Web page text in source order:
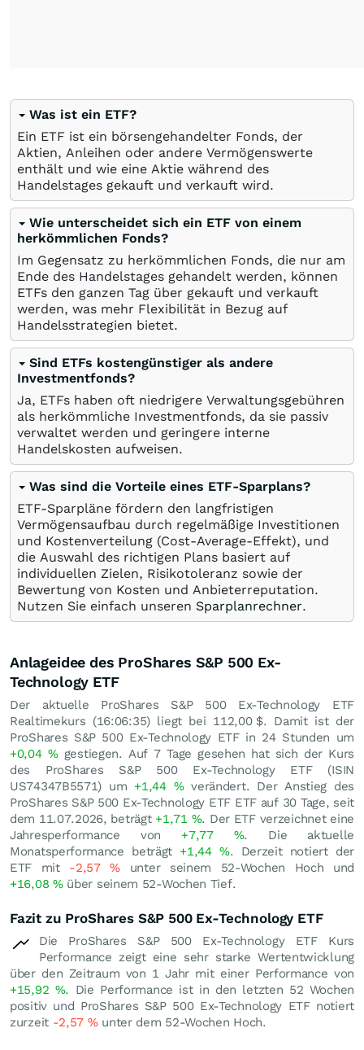
Was ist ein ETF?
Ein ETF ist ein börsengehandelter Fonds, der
Aktien, Anleihen oder andere Vermögenswerte
enthält und wie eine Aktie während des
Handelstages gekauft und verkauft wird.
Wie unterscheidet sich ein ETF von einem
herkömmlichen Fonds?
Im Gegensatz zu herkömmlichen Fonds, die nur am
Ende des Handelstages gehandelt werden, können
ETFs den ganzen Tag über gekauft und verkauft
werden, was mehr Flexibilität in Bezug auf
Handelsstrategien bietet.
Sind ETFs kostengünstiger als andere
Investmentfonds?
Ja, ETFs haben oft niedrigere Verwaltungsgebühren
als herkömmliche Investmentfonds, da sie passiv
verwaltet werden und geringere interne
Handelskosten aufweisen.
Was sind die Vorteile eines ETF-Sparplans?
ETF-Sparpläne fördern den langfristigen
Vermögensaufbau durch regelmäßige Investitionen
und Kostenverteilung (Cost-Average-Effekt), und
die Auswahl des richtigen Plans basiert auf
individuellen Zielen, Risikotoleranz sowie der
Bewertung von Kosten und Anbieterreputation.
Nutzen Sie einfach unseren Sparplanrechner.
Anlageidee des ProShares S&P 500 Ex-
Technology ETF
Der aktuelle ProShares S&P 500 Ex-Technology ETF
Realtimekurs (16:06:35) liegt bei 112,00 $. Damit ist der
ProShares S&P 500 Ex-Technology ETF in 24 Stunden um
+0,04 %gestiegen. Auf 7 Tage gesehen hat sich der Kurs
des ProShares S&P 500 Ex-Technology ETF (ISIN
US74347B5571) um +1,44 %verändert. Der Anstieg des
ProShares S&P 500 Ex-Technology ETF ETF auf 30 Tage, seit
dem 11.07.2026, beträgt +1,71 %. Der ETF verzeichnet eine
Jahresperformance von +7,77 %. Die aktuelle
Monatsperformance beträgt +1,44 %. Derzeit notiert der
ETF mit -2,57% unter seinem 52-Wochen Hoch und
+16,08 %über seinem 52-Wochen Tief.
Fazit zu ProShares S&P 500 Ex-Technology ETF
Die ProShares S&P 500 Ex-Technology ETF Kurs
Performance zeigt eine sehr starke Wertentwicklung
über den Zeitraum von 1 Jahr mit einer Performance von
+15,92 %. Die Performance ist in den letzten 52 Wochen
positiv und ProShares S&P 500 Ex-Technology ETF notiert
zurzeit -2,57 %unter dem 52-Wochen Hoch.